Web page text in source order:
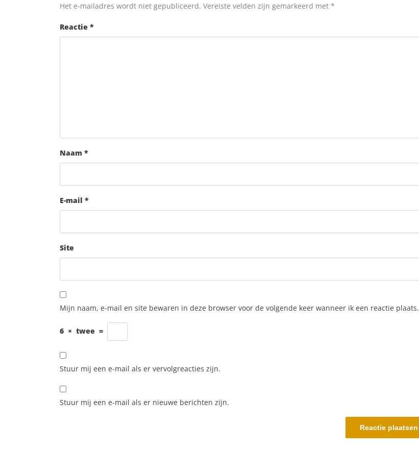
Het e-mailadres wordt niet gepubliceerd. Vereiste velden zijn gemarkeerd met *
Reactie *
Naam *
E-mail *
Site
Mijn naam, e-mail en site bewaren in deze browser voor de volgende keer wanneer ik een reactie plaats.
6 × twee =
Stuur mij een e-mail als er vervolgreacties zijn.
Stuur mij een e-mail als er nieuwe berichten zijn.